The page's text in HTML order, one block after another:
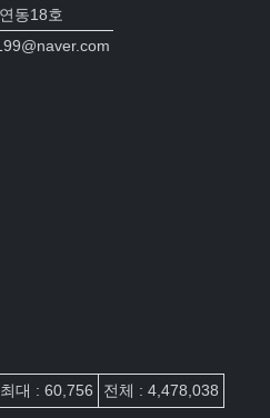
동18호
최대 : 60,756 전체 : 4,478,038